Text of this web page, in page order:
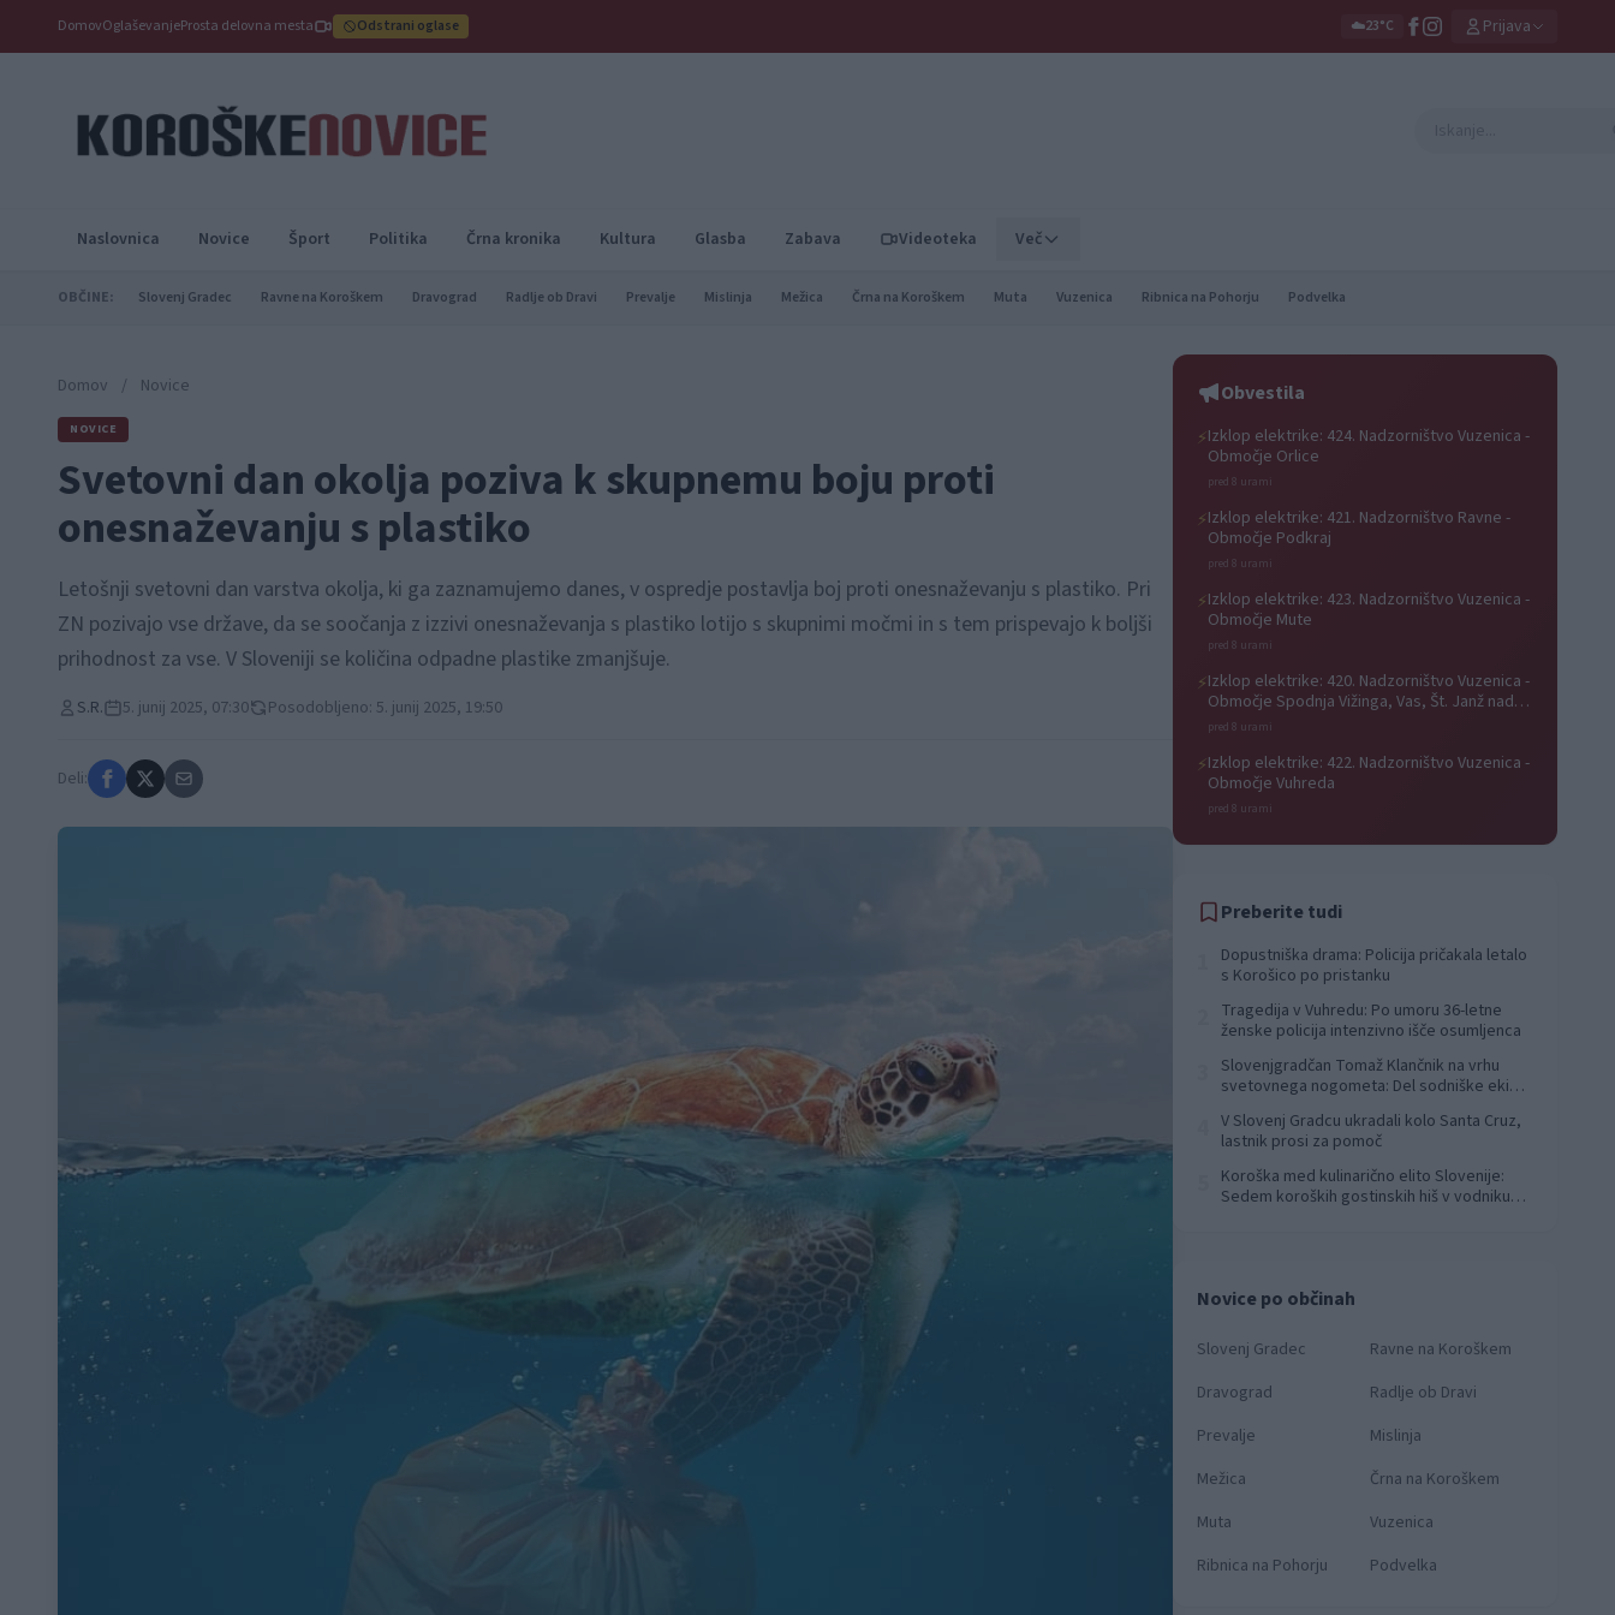
DomovOglaševanjeProsta delovna mesta Odstrani oglase ☁️23°C Prijava
Naslovnica Novice Šport Politika Črna kronika Kultura Glasba Zabava Videoteka Več
OBČINE: Slovenj Gradec Ravne na Koroškem Dravograd Radlje ob Dravi Prevalje Mislinja Mežica Črna na Koroškem Muta Vuzenica Ribnica na Pohorju Podvelka
Domov / Novice
NOVICE
Svetovni dan okolja poziva k skupnemu boju proti
onesnaževanju s plastiko
Letošnji svetovni dan varstva okolja, ki ga zaznamujemo danes, v ospredje postavlja boj proti onesnaževanju s plastiko. Pri
ZN pozivajo vse države, da se soočanja z izzivi onesnaževanja s plastiko lotijo s skupnimi močmi in s tem prispevajo k boljši
prihodnost za vse. V Sloveniji se količina odpadne plastike zmanjšuje.
S.R. 5. junij 2025, 07:30 Posodobljeno: 5. junij 2025, 19:50
Deli:
Obvestila
⚡Izklop elektrike: 424. Nadzorništvo Vuzenica -
Območje Orlice
pred 8 urami
⚡Izklop elektrike: 421. Nadzorništvo Ravne -
Območje Podkraj
pred 8 urami
⚡Izklop elektrike: 423. Nadzorništvo Vuzenica -
Območje Mute
pred 8 urami
⚡Izklop elektrike: 420. Nadzorništvo Vuzenica -
Območje Spodnja Vižinga, Vas, Št. Janž nad
Radljami, Suhi Vrh, Dobrava
pred 8 urami
⚡Izklop elektrike: 422. Nadzorništvo Vuzenica -
Območje Vuhreda
pred 8 urami
Preberite tudi
Dopustniška drama: Policija pričakala letalo
s Korošico po pristanku
Tragedija v Vuhredu: Po umoru 36-letne
ženske policija intenzivno išče osumljenca
Slovenjgradčan Tomaž Klančnik na vrhu
svetovnega nogometa: Del sodniške ekipe
V Slovenj Gradcu ukradali kolo Santa Cruz,
lastnik prosi za pomoč
Koroška med kulinarično elito Slovenije:
Sedem koroških gostinskih hiš v vodniku
Novice po občinah
Slovenj Gradec
Ravne na Koroškem
Dravograd
Radlje ob Dravi
Prevalje
Mislinja
Mežica
Črna na Koroškem
Muta
Vuzenica
Ribnica na Pohorju
Podvelka